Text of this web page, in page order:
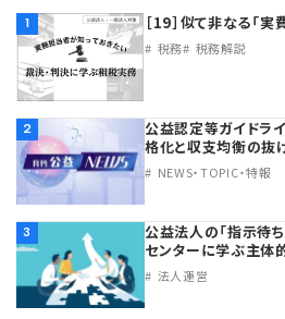
1 ［19］似て非なる「実
税務 税務解説
2
公益認定等ガイドラ
格化と収支均衡の抜
NEWS・TOPIC・特報
3
公益法人の「指示待
センターに学ぶ主体
法人運営